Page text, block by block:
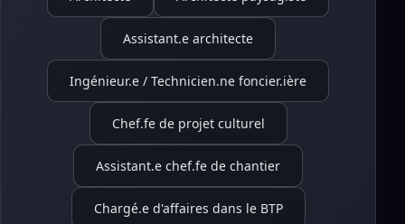
Assistant.e architecte
Ingénieur.e / Technicien.ne foncier.ière
Chef.fe de projet culturel
Assistant.e chef.fe de chantier
Chargé.e d'affaires dans le BTP